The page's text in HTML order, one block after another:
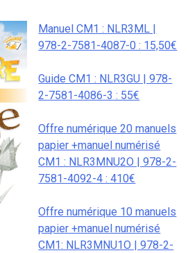
Manuel CM1 : NLR3ML |
978-2-7581-4087-0 : 15,50€
Guide CM1 : NLR3GU | 978-
2-7581-4086-3 : 55€
Offre numérique 20 manuels
papier +manuel numérisé
CM1 : NLR3MNU2O | 978-2-
7581-4092-4 : 410€
Offre numérique 10 manuels
papier +manuel numérisé
CM1: NLR3MNU1O | 978-2-